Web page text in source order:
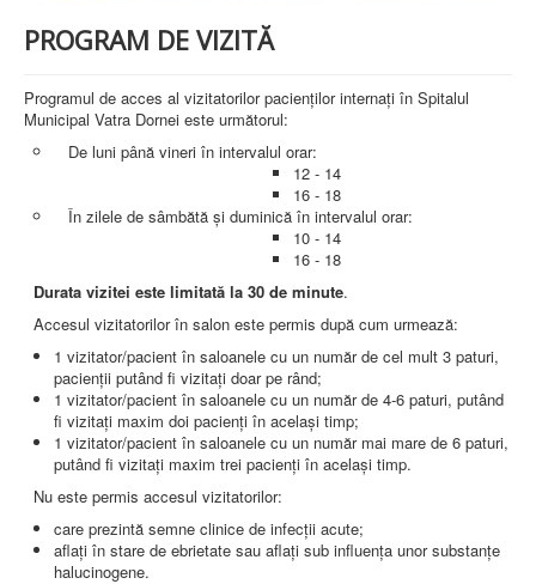
STRUCTURA SPITALULUI
SECŢIA OBSTETRICĂ GINECOLOGIE
SECŢIA BOLI INFECŢIOASE
SECŢIA MEDICINĂ INTERNĂ
COMPARTIMENTUL DE PRIMIRE URGENȚE (CPU)
LABORATOR DE ANALIZE MEDICALE
LABORATOR DE RADIOLOGIE ŞI IMAGISTICĂ
BLOC STERILIZARE
DISPENSAR DE PNEUMOFTIZIOLOGIE (TBC)
AMBULATORIU INTEGRAT
CABINET PNEUMOLGIE
AMBULATOR BOLI INFECŢIOASE
AMBULATOR OBSTETRICĂ GINECOLOGIE
AMBULATOR CHIRURGIE
AMBULATOR ORTOPEDIE ȘI TRAUMATOLOGIE
AMBULATOR NEUROLOGIE
AMBULATOR PEDIATRIE
AMBULATOR ÎNGRIJIRI PALIATIVE
MANAGEMENT
PROGRAM DE VIZITĂ
Programul de acces al vizitatorilor pacienților internați în Spitalul
Municipal Vatra Dornei este următorul:
De luni până vineri în intervalul orar:
12 - 14
16 - 18
În zilele de sâmbătă și duminică în intervalul orar:
10 - 14
16 - 18
Durata vizitei este limitată la 30 de minute.
Accesul vizitatorilor în salon este permis după cum urmează:
1 vizitator/pacient în saloanele cu un număr de cel mult 3 paturi,
pacienții putând fi vizitați doar pe rând;
1 vizitator/pacient în saloanele cu un număr de 4-6 paturi, putând
fi vizitați maxim doi pacienți în același timp;
1 vizitator/pacient în saloanele cu un număr mai mare de 6 paturi,
putând fi vizitați maxim trei pacienți în același timp.
Nu este permis accesul vizitatorilor:
care prezintă semne clinice de infecții acute;
aflați în stare de ebrietate sau aflați sub influența unor substanțe
halucinogene.